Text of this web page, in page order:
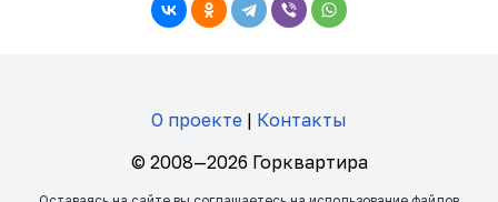
О проекте | Контакты
© 2008—2026 Горквартира